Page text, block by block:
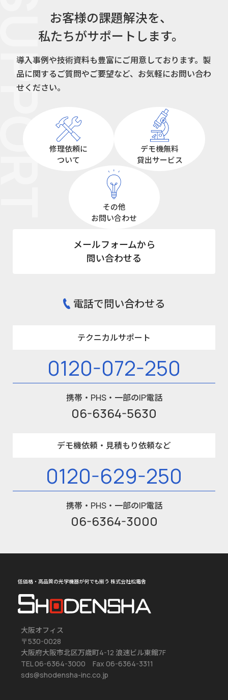
お客様の課題解決を、
私たちがサポートします。
導入事例や技術資料も豊富にご用意しております。 製
品に関するご質問やご要望など、お気軽にお問い合わ
せください。
修理依頼に
ついて
デモ機無料
貸出サービス
その他
お問い合わせ
メールフォームから
問い合わせる
電話で問い合わせる
テクニカルサポート
0120-072-250
携帯・PHS・一部のIP電話
06-6364-5630
デモ機依頼・見積もり依頼など
0120-629-250
携帯・PHS・一部のIP電話
06-6364-3000
低価格・高品質の光学機器が何でも揃う 株式会社松電舎
大阪オフィス
〒530-0028
大阪府大阪市北区万歳町4-12 浪速ビル東館7F
TEL 06-6364-3000 Fax 06-6364-3311
sds@shodensha-inc.co.jp